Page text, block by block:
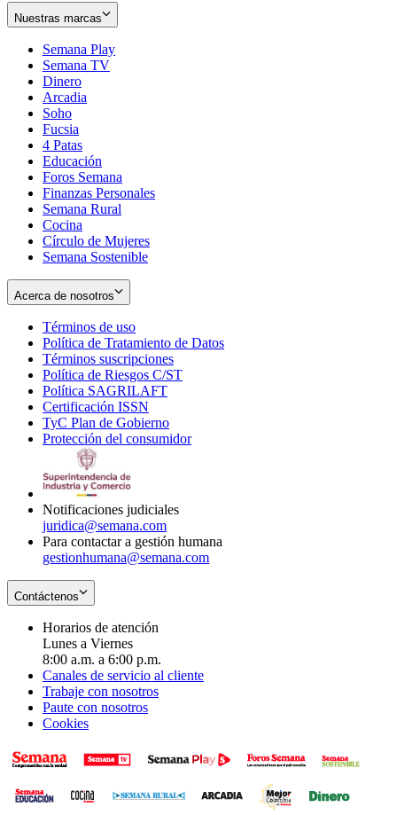
Nuestras marcas
Semana Play
Semana TV
Dinero
Arcadia
Soho
in
new
window
Fucsia
in
new
window
4 Patas
Educación
Foros Semana
Finanzas Personales
Semana Rural
Cocina
Círculo de Mujeres
Semana Sostenible
Acerca de nosotros
Términos de uso
in
new
window
Política de Tratamiento de Datos
Términos suscripciones
in
Política de Riesgos C/ST
Política SAGRILAFT
new
window
Certificación ISSN
in
new
TyC Plan de Gobierno
in
Protección del consumidorOpens
Notificaciones judiciales
juridica@semana.com
Para contactar a gestión humana
gestionhumana@semana.com
Contáctenos
Horarios de atención
Lunes a Viernes
8:00 a.m. a 6:00 p.m.
Canales de servicio al cliente
Trabaje con nosotros
Paute con nosotros
Cookies